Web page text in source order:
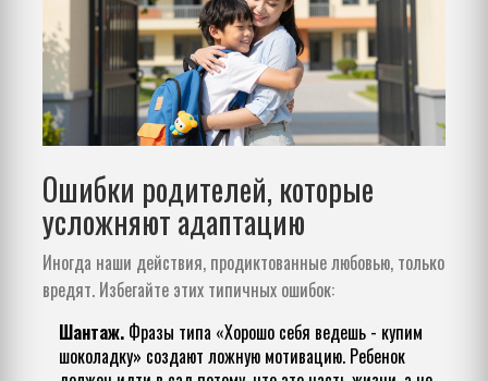
Ошибки родителей, которые
усложняют адаптацию
Иногда наши действия, продиктованные любовью, только
вредят. Избегайте этих типичных ошибок:
Шантаж. Фразы типа «Хорошо себя ведешь - купим
шоколадку» создают ложную мотивацию. Ребенок